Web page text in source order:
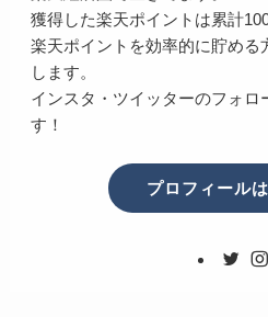
獲得した楽天ポイントは累計
楽天ポイントを効率的に貯める
します。
インスタ・ツイッターのフォロ
す！
プロフィール